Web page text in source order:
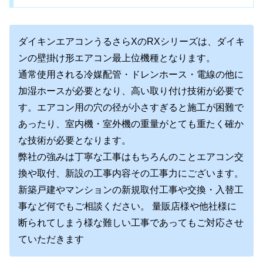
ダイキンエアコンうるさらXのRXシリーズは、ダイキ
ンの壁掛け形エアコン最上位機種となります。
通常使用される冷媒配管・ドレンホース・電線の他に
加湿ホースが必要となり、高い取り付け技術が必要で
す。エアコン用の穴の径が小さすぎると施工が困難で
あったり、室内機・室外機の重量がとても重たく確か
な技術が必要となります。
弊社の強みは丁寧な工事はもちろんのことエアコン交
換や取付、新設の工事内容その工事力にございます。
新築戸建やマンションの新規取付工事や交換・入替工
事など何でもご相談ください。 量販店様や他社様に
断られてしまう様な難しい工事であってもご対応させ
ていただきます